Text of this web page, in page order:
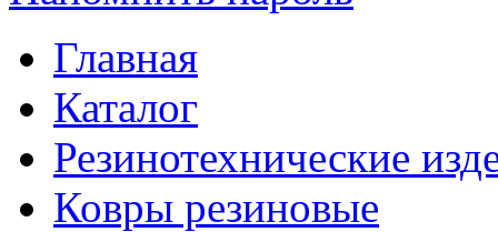
Главная
Каталог
Резинотехнические
Ковры резиновые